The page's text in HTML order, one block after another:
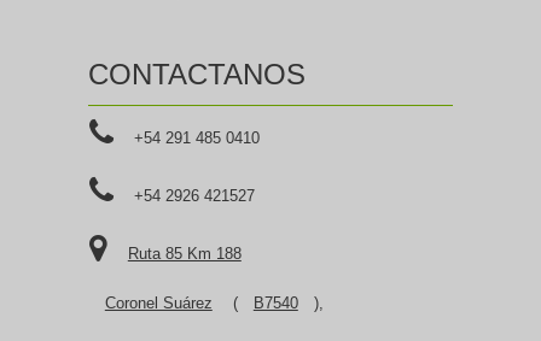
CONTACTANOS
+54 291 485 0410
+54 2926 421527
Ruta 85 Km 188
Coronel Suárez ( B7540 ),